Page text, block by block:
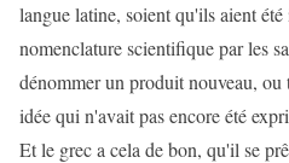
langue latine, soient qu'ils aient
nomenclature scientifique par les
dénommer un produit nouveau,
idée qui n'avait pas encore été
Et le grec a cela de bon, qu'il se